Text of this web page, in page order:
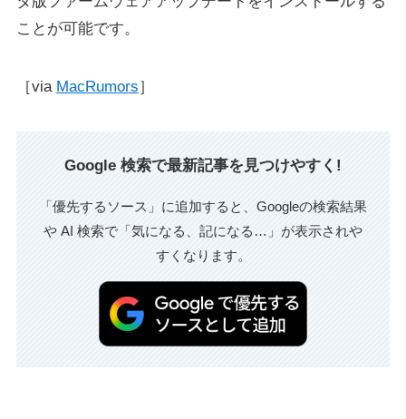
ことが可能です。
［via MacRumors］
Google 検索で最新記事を見つけやすく!
「優先するソース」に追加すると、Googleの検索結果
や AI 検索で「気になる、記になる…」が表示されや
すくなります。